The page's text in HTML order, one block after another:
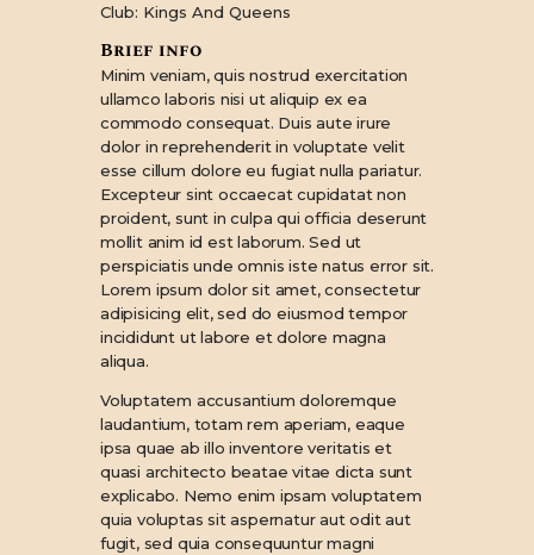
Club: Kings And Queens
Brief info
Minim veniam, quis nostrud exercitation
ullamco laboris nisi ut aliquip ex ea
commodo consequat. Duis aute irure
dolor in reprehenderit in voluptate velit
esse cillum dolore eu fugiat nulla pariatur.
Excepteur sint occaecat cupidatat non
proident, sunt in culpa qui officia deserunt
mollit anim id est laborum. Sed ut
perspiciatis unde omnis iste natus error sit.
Lorem ipsum dolor sit amet, consectetur
adipisicing elit, sed do eiusmod tempor
incididunt ut labore et dolore magna
aliqua.
Voluptatem accusantium doloremque
laudantium, totam rem aperiam, eaque
ipsa quae ab illo inventore veritatis et
quasi architecto beatae vitae dicta sunt
explicabo. Nemo enim ipsam voluptatem
quia voluptas sit aspernatur aut odit aut
fugit, sed quia consequuntur magni